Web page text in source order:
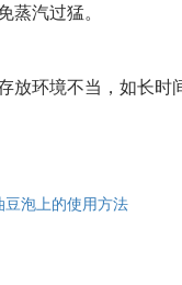
蒸汽过猛。
放环境不当，如长时
泡上的使用方法